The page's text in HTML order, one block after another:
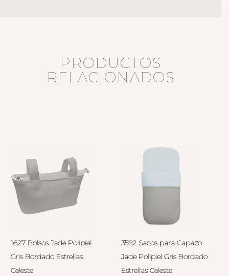
PRODUCTOS
RELACIONADOS
1627 Bolsos Jade Polipiel
Gris Bordado Estrellas
Celeste
3582 Sacos para Capazo
Jade Polipiel Gris Bordado
Estrellas Celeste